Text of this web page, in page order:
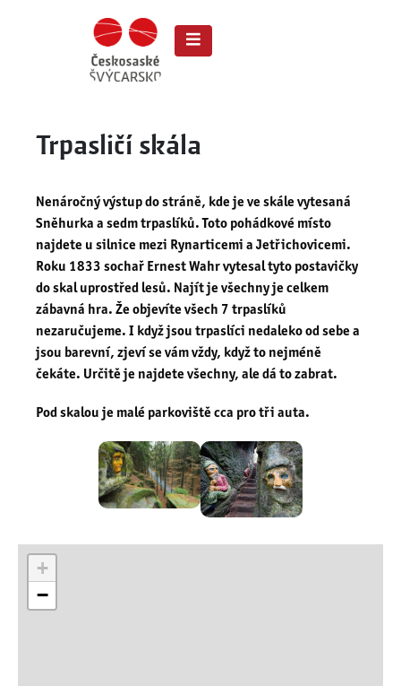
Trpasličí skála
Nenáročný výstup do stráně, kde je ve skále vytesaná
Sněhurka a sedm trpaslíků. Toto pohádkové místo
najdete u silnice mezi Rynarticemi a Jetřichovicemi.
Roku 1833 sochař Ernest Wahr vytesal tyto postavičky
do skal uprostřed lesů. Najít je všechny je celkem
zábavná hra. Že objevíte všech 7 trpaslíků
nezaručujeme. I když jsou trpaslíci nedaleko od sebe a
jsou barevní, zjeví se vám vždy, když to nejméně
čekáte. Určitě je najdete všechny, ale dá to zabrat.
Pod skalou je malé parkoviště cca pro tři auta.
+
−